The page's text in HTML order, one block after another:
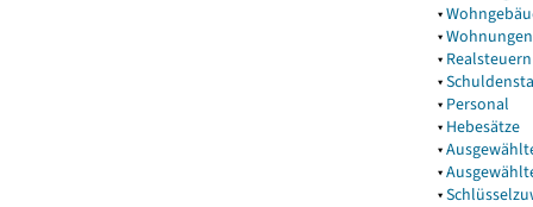
▾
▾Wohnungen
▾ Realsteuern
▾
▾ Personal
▾ Hebesätze
▾
▾
▾